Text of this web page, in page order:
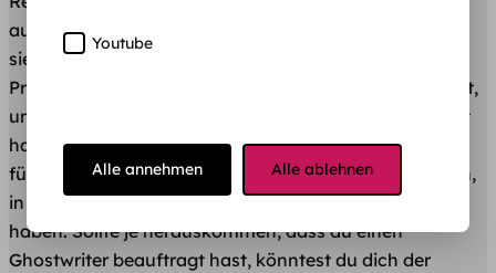
auch urheberrechtlich kein Problem darstellt. Anders
sieht es allerdings mit dem Hochschulgesetz bzw. dem
Prüfungsrecht aus, wenn es sich bei der Auftragsarbeit,
um eine Prüfungsleistung wie z.B. einer Bachelorarbeit
handelt. Im Rahmen deiner Abschlussarbeit musst du
für gewöhnlich eine eidesstattliche Erklärung abgeben,
in der du bestätigst, die Arbeit selbstständig erstellt zu
haben. Sollte je herauskommen, dass du einen
Ghostwriter beauftragt hast, könntest du dich der
Youtube
Alle annehmen Alle ablehnen